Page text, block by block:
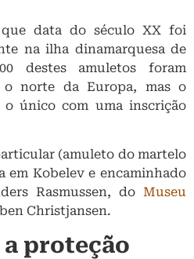
data do século XX foi
na ilha dinamarquesa de
destes amuletos foram
norte da Europa, mas o
único com uma inscrição
(amuleto do martelo
em Kobelev e encaminhado
Rasmussen, do Museu
Christjansen.
proteção